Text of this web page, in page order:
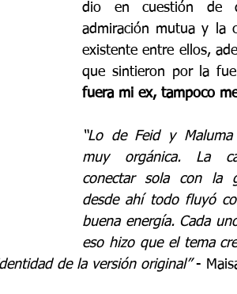
dio en cuestión de
admiración mutua y la
existente entre ellos,
que sintieron por la
fuera mi ex, tampoco
“Lo de Feid y
muy orgánica. La
conectar sola con la
desde ahí todo fluyó
buena energía. Cada
eso hizo que el tema
de la versión original” -